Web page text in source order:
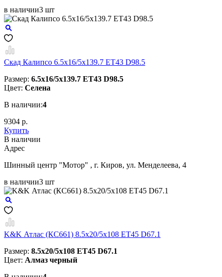
в наличии3 шт
Скад Калипсо 6.5x16/5x139.7 ET43 D98.5
Размер: 6.5x16/5x139.7 ET43 D98.5
Цвет: Селена
В наличии:4
9304 р.
Купить
В наличии
Aдрес
Шинный центр "Мотор" , г. Киров, ул. Менделеева, 4
в наличии3 шт
K&K Атлас (КС661) 8.5x20/5x108 ET45 D67.1
Размер: 8.5x20/5x108 ET45 D67.1
Цвет: Алмаз черный